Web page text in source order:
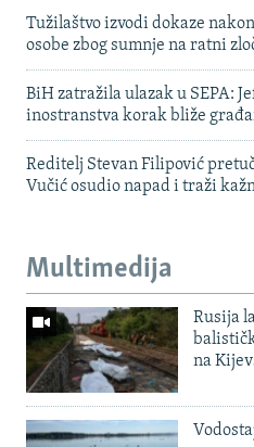
Tužilaštvo izvodi dokaze
osobe zbog sumnje na ratni
BiH zatražila ulazak u SEPA:
inostranstva korak bliže
Reditelj Stevan Filipović
Vučić osudio napad i traži
Multimedija
Rusija
na